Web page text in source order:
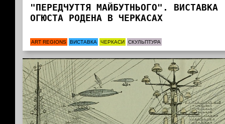
"ПЕРЕДЧУТТЯ МАЙБУТНЬОГО". ВИСТАВКА
ОГЮСТА РОДЕНА В ЧЕРКАСАХ
ART REGIONS ВИСТАВКА ЧЕРКАСИ СКУЛЬПТУРА